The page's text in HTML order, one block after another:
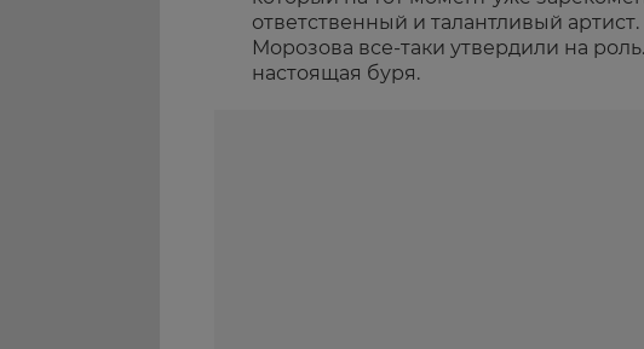
ответственный и талантливый
Морозова все-таки утвердили на
настоящая буря.